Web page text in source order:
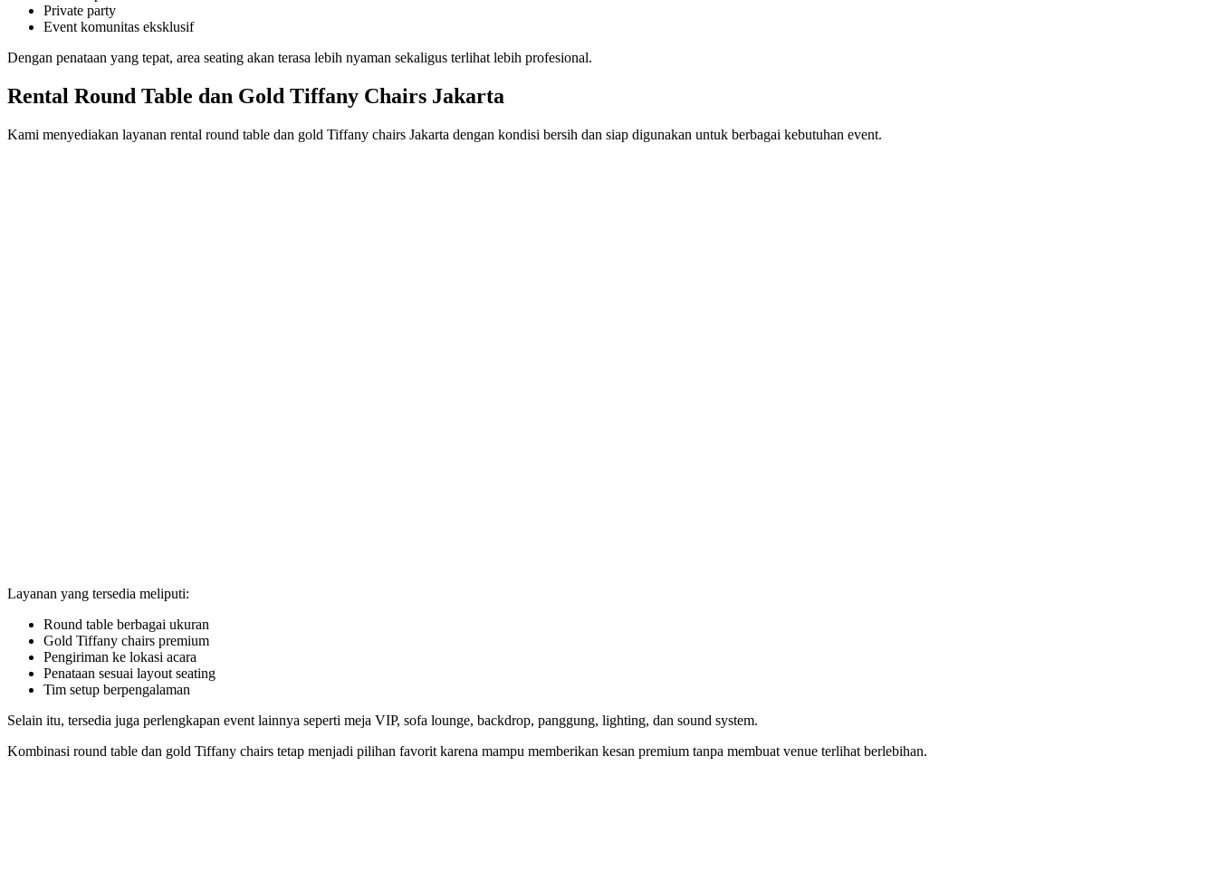
Private party
Event komunitas eksklusif
Dengan penataan yang tepat, area seating akan terasa lebih nyaman sekaligus terlihat lebih profesional.
Rental Round Table dan Gold Tiffany Chairs Jakarta
Kami menyediakan layanan rental round table dan gold Tiffany chairs Jakarta dengan kondisi bersih dan siap digunakan untuk berbagai kebutuhan event.
Layanan yang tersedia meliputi:
Round table berbagai ukuran
Gold Tiffany chairs premium
Pengiriman ke lokasi acara
Penataan sesuai layout seating
Tim setup berpengalaman
Selain itu, tersedia juga perlengkapan event lainnya seperti meja VIP, sofa lounge, backdrop, panggung, lighting, dan sound system.
Kombinasi round table dan gold Tiffany chairs tetap menjadi pilihan favorit karena mampu memberikan kesan premium tanpa membuat venue terlihat berlebihan.